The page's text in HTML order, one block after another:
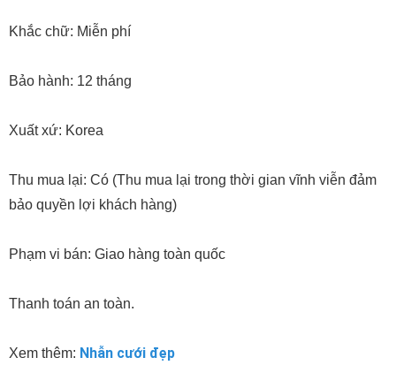
Khắc chữ: Miễn phí
Bảo hành: 12 tháng
Xuất xứ: Korea
Thu mua lại: Có (Thu mua lại trong thời gian vĩnh viễn đảm
bảo quyền lợi khách hàng)
Phạm vi bán: Giao hàng toàn quốc
Thanh toán an toàn.
Xem thêm: Nhẫn cưới đẹp